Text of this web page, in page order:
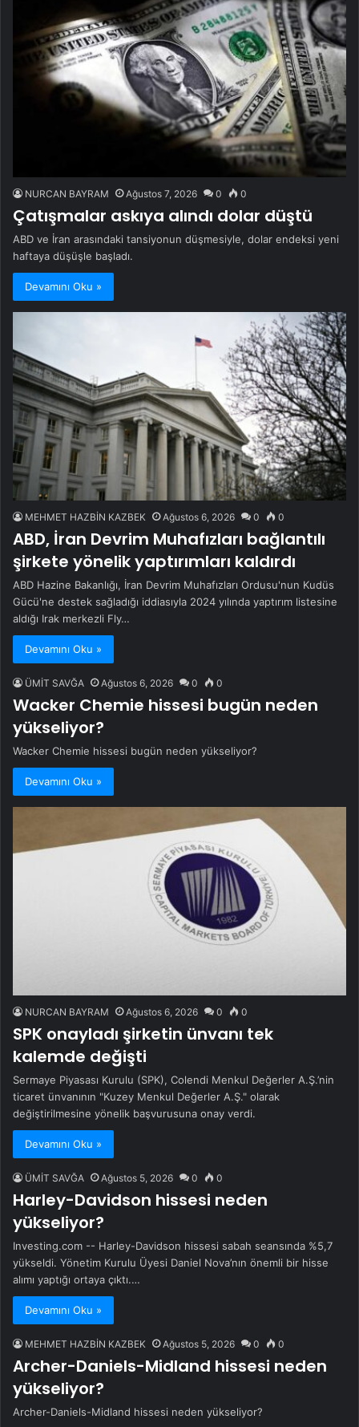
NURCAN BAYRAM Ağustos 7, 2026 0 0
Çatışmalar askıya alındı dolar düştü
ABD ve İran arasındaki tansiyonun düşmesiyle, dolar endeksi yeni
haftaya düşüşle başladı.
Devamını Oku »
MEHMET HAZBİN KAZBEK Ağustos 6, 2026 0 0
ABD, İran Devrim Muhafızları bağlantılı
şirkete yönelik yaptırımları kaldırdı
ABD Hazine Bakanlığı, İran Devrim Muhafızları Ordusu'nun Kudüs
Gücü'ne destek sağladığı iddiasıyla 2024 yılında yaptırım listesine
aldığı Irak merkezli Fly…
Devamını Oku »
ÜMİT SAVĞA Ağustos 6, 2026 0 0
Wacker Chemie hissesi bugün neden
yükseliyor?
Wacker Chemie hissesi bugün neden yükseliyor?
Devamını Oku »
NURCAN BAYRAM Ağustos 6, 2026 0 0
SPK onayladı şirketin ünvanı tek
kalemde değişti
Sermaye Piyasası Kurulu (SPK), Colendi Menkul Değerler A.Ş.’nin
ticaret ünvanının "Kuzey Menkul Değerler A.Ş." olarak
değiştirilmesine yönelik başvurusuna onay verdi.
Devamını Oku »
ÜMİT SAVĞA Ağustos 5, 2026 0 0
Harley-Davidson hissesi neden
yükseliyor?
Investing.com -- Harley-Davidson hissesi sabah seansında %5,7
yükseldi. Yönetim Kurulu Üyesi Daniel Nova’nın önemli bir hisse
alımı yaptığı ortaya çıktı.…
Devamını Oku »
MEHMET HAZBİN KAZBEK Ağustos 5, 2026 0 0
Archer-Daniels-Midland hissesi neden
yükseliyor?
Archer-Daniels-Midland hissesi neden yükseliyor?